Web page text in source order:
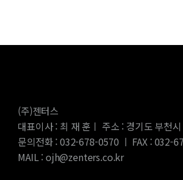
(주)젠터스
대표이사 : 최 재 훈ㅣ 주소 : 경기도 부천
문의전화 : 032-678-0570 ㅣ FAX : 032-
MAIL : ojh@zenters.co.kr